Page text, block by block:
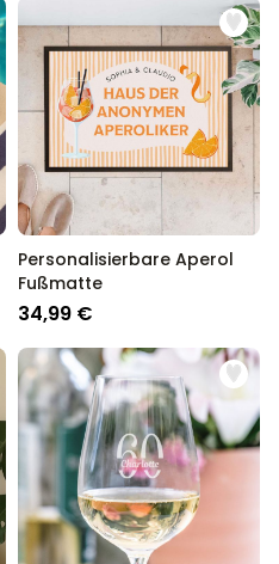
Personalisierbare Aperol
Fußmatte
34,99 €